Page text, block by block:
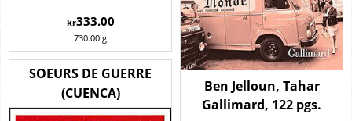
kr333.00
730.00 g
Ben Jelloun, Tahar
Gallimard, 122 pgs.
SOEURS DE GUERRE
(CUENCA)